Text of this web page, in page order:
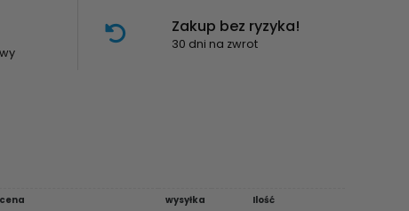
Zakup bez ryzyka!
30 dni na zwrot
cena wysyłka Ilość